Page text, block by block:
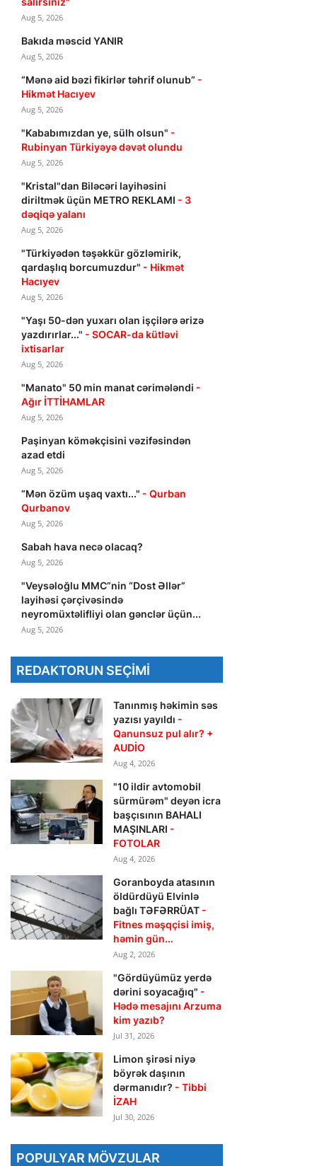
Aug 5, 2026
Bakıda məscid YANIR
Aug 5, 2026
“Mənə aid bəzi fikirlər təhrif olunub” -
Hikmət Hacıyev
Aug 5, 2026
"Kababımızdan ye, sülh olsun" -
Rubinyan Türkiyəyə dəvət olundu
Aug 5, 2026
"Kristal"dan Biləcəri layihəsini
diriltmək üçün METRO REKLAMI - 3
dəqiqə yalanı
Aug 5, 2026
"Türkiyədən təşəkkür gözləmirik,
qardaşlıq borcumuzdur" - Hikmət
Hacıyev
Aug 5, 2026
"Yaşı 50-dən yuxarı olan işçilərə ərizə
yazdırırlar..." - SOCAR-da kütləvi
ixtisarlar
Aug 5, 2026
"Manato" 50 min manat cərimələndi -
Ağır İTTİHAMLAR
Aug 5, 2026
Paşinyan köməkçisini vəzifəsindən
azad etdi
Aug 5, 2026
“Mən özüm uşaq vaxtı..." - Qurban
Qurbanov
Aug 5, 2026
Sabah hava necə olacaq?
Aug 5, 2026
"Veysəloğlu MMC”nin “Dost Əllər”
layihəsi çərçivəsində
neyromüxtəlifliyi olan gənclər üçün...
Aug 5, 2026
REDAKTORUN SEÇIMI
Tanınmış həkimin səs
yazısı yayıldı -
Qanunsuz pul alır? +
AUDİO
Aug 4, 2026
"10 ildir avtomobil
sürmürəm" deyən icra
başçısının BAHALI
MAŞINLARI -
FOTOLAR
Aug 4, 2026
Goranboyda atasının
öldürdüyü Elvinlə
bağlı TƏFƏRRÜAT -
Fitnes məşqçisi imiş,
həmin gün...
Aug 2, 2026
"Gördüyümüz yerdə
dərini soyacağıq" -
Hədə mesajını Arzuma
kim yazıb?
Jul 31, 2026
Limon şirəsi niyə
böyrək daşının
dərmanıdır? - Tibbi
İZAH
Jul 30, 2026
POPULYAR MÖVZULAR